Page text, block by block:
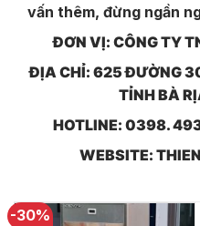
vấn thêm, đừng ngần
ĐƠN VỊ: CÔNG TY
ĐỊA CHỈ: 625 ĐƯỜNG
TỈNH BÀ
HOTLINE: 0398.
WEBSITE:
-30%